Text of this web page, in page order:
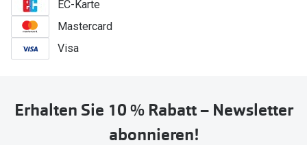
EC-Karte
Mastercard
Visa
Erhalten Sie 10 % Rabatt – Newsletter
abonnieren!